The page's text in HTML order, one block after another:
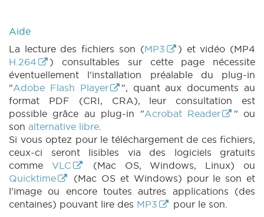
(2018-2019) (PDF)
2019) (PDF)
|DECRET 1325 n5 (2018-2019)
(PDF)
|DECRET 1325 n6 (2018-2019) (PDF)
|DECRET 1326 n1 (2018-2019) (PDF)
|
DECRET 1326 n2 (2018-2019) (PDF)
|
DECRET 1326 n3 (2018-2019) (PDF)
|
DECRET 1326 n4 (2018-2019) (PDF)
|
DECRET 1326 n5 (2018-2019) (PDF)
DECRET 1326 n6 (2018-2019) (PDF)
|
DECRET 1340 n1 (2018-2019) (PDF)
|
DECRET 1340 n2 (2018-2019) (PDF)
|
DECRET 1340 n3 (2018-2019) (PDF)
|
PARCHEMIN 1340 (2018-2019) (PDF)
|
DECRET 1341 n1 (2018-2019) (PDF)
| DECRET
1341 n2 (2018-2019) (PDF)
DECRET 1341 n3
Aide
La lecture des fichiers son (MP3
) et vidéo (MP4
H.264
) consultables sur cette page nécessite
éventuellement l'installation préalable du plug-in
"Adobe Flash Player
", quant aux documents au
format PDF (CRI, CRA), leur consultation est
possible grâce au plug-in "Acrobat Reader
" ou
son alternative libre.
Si vous optez pour le téléchargement de ces fichiers,
ceux-ci seront lisibles via des logiciels gratuits
comme VLC
(Mac OS, Windows, Linux) ou
Quicktime
(Mac OS et Windows) pour le son et
l'image ou encore toutes autres applications (des
centaines) pouvant lire des MP3 pour le son.